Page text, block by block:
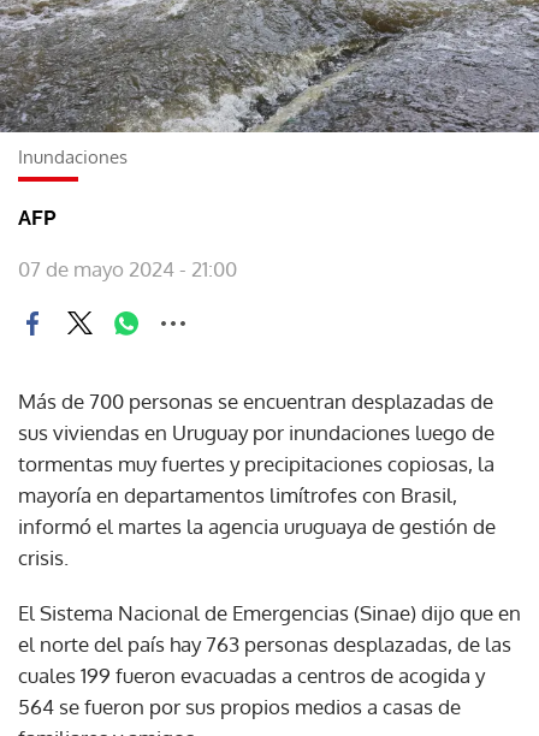
Inundaciones
AFP
07 de mayo 2024 - 21:00
Más de 700 personas se encuentran desplazadas de
sus viviendas en Uruguay por inundaciones luego de
tormentas muy fuertes y precipitaciones copiosas, la
mayoría en departamentos limítrofes con Brasil,
informó el martes la agencia uruguaya de gestión de
crisis.
El Sistema Nacional de Emergencias (Sinae) dijo que en
el norte del país hay 763 personas desplazadas, de las
cuales 199 fueron evacuadas a centros de acogida y
564 se fueron por sus propios medios a casas de